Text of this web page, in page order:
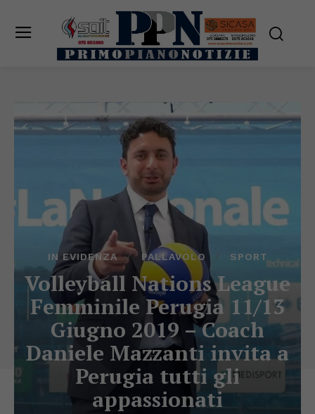
IN EVIDENZA PALLAVOLO SPORT
Volleyball Nations League
Femminile Perugia 11/13
Giugno 2019 – Coach
Daniele Mazzanti invita a
Perugia tutti gli
appassionati